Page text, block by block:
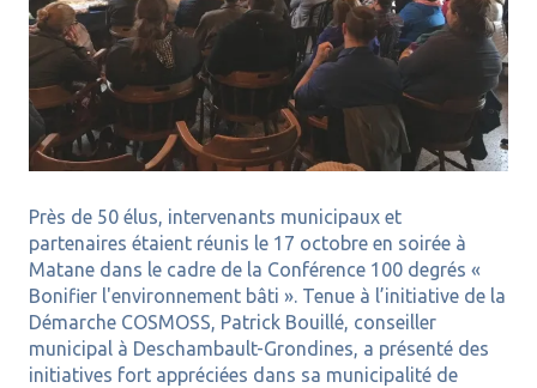
Près de 50 élus, intervenants municipaux et
partenaires étaient réunis le 17 octobre en soirée à
Matane dans le cadre de la Conférence 100 degrés «
Bonifier l'environnement bâti ». Tenue à l’initiative de la
Démarche COSMOSS, Patrick Bouillé, conseiller
municipal à Deschambault-Grondines, a présenté des
initiatives fort appréciées dans sa municipalité de